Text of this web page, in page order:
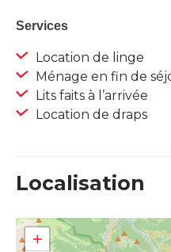
Services
Location de linge
Ménage en fin de
Lits faits à l’arrivée
Location de draps
Localisation
+